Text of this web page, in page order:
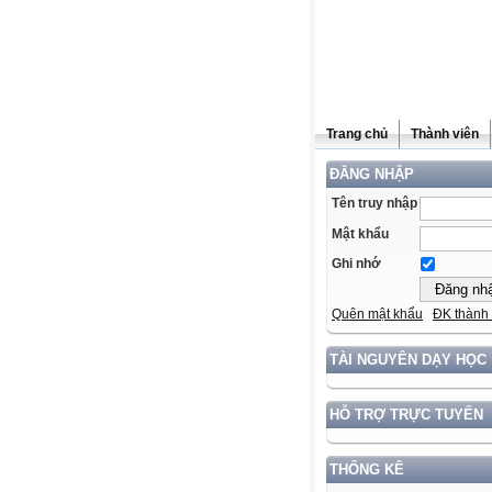
Trang chủ Thành viên
ĐĂNG NHẬP
Tên truy nhập
Mật khẩu
Ghi nhớ
Quên mật khẩu ĐK thành
TÀI NGUYÊN DẠY HỌC
HỖ TRỢ TRỰC TUYẾN
THỐNG KÊ